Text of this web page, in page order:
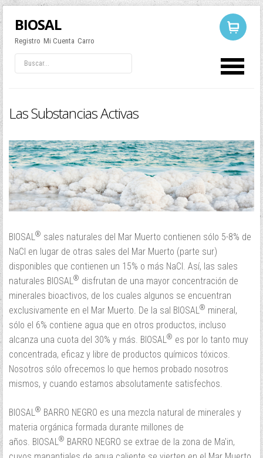
BIOSAL
Registro Mi Cuenta Carro
Las Substancias Activas
BIOSAL® sales naturales del Mar Muerto contienen sólo 5-8% de
NaCl en lugar de otras sales del Mar Muerto (parte sur)
disponibles que contienen un 15% o más NaCl. Así, las sales
naturales BIOSAL® disfrutan de una mayor concentración de
minerales bioactivos, de los cuales algunos se encuentran
exclusivamente en el Mar Muerto. De la sal BIOSAL® mineral,
sólo el 6% contiene agua que en otros productos, incluso
alcanza una cuota del 30% y más. BIOSAL® es por lo tanto muy
concentrada, eficaz y libre de productos químicos tóxicos.
Nosotros sólo ofrecemos lo que hemos probado nosotros
mismos, y cuando estamos absolutamente satisfechos.
BIOSAL® BARRO NEGRO es una mezcla natural de minerales y
materia orgánica formada durante millones de
años. BIOSAL® BARRO NEGRO se extrae de la zona de Ma'in,
LOG IN
Usuario
Contraseña
Recuérdeme
¿Recordar contraseña?